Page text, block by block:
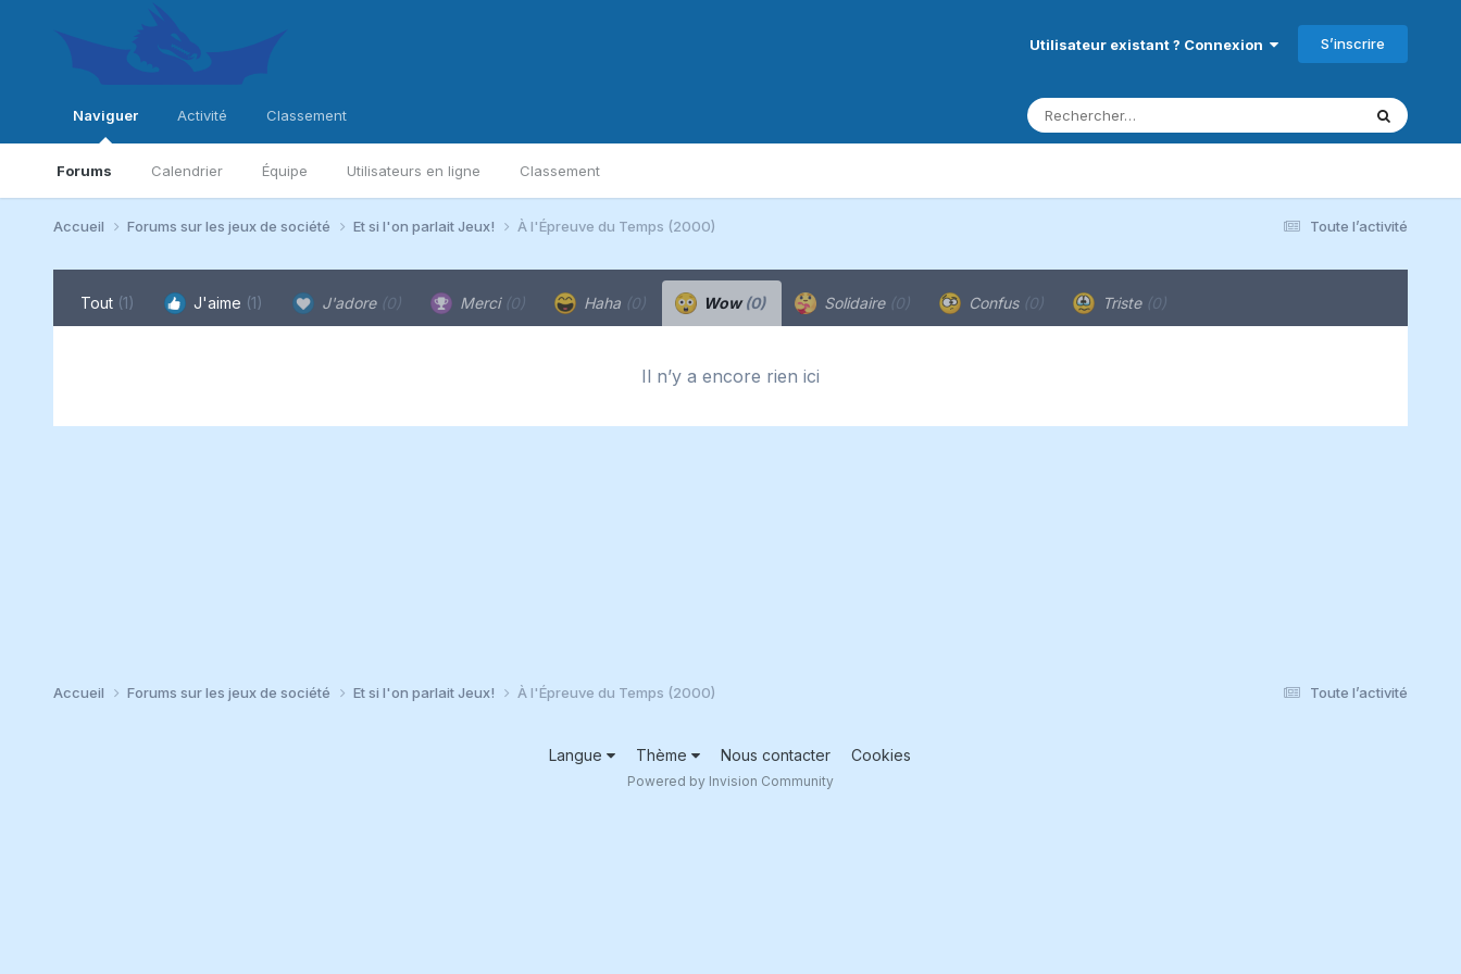
Utilisateur existant ? Connexion S’inscrire
Naviguer
Forums Calendrier Équipe Utilisateurs en ligne Classement
Activité Classement
Toute l’activité
Accueil Forums sur les jeux de société Et si l'on parlait Jeux! À l'Épreuve du Temps (2000)
Tout (1) J'aime (1) J'adore (0) Merci (0) Haha (0) Wow(0) Solidaire (0) Confus (0) Triste (0)
Il n’y a encore rien ici
Toute l’activité
Accueil Forums sur les jeux de société Et si l'on parlait Jeux! À l'Épreuve du Temps (2000)
Langue Thème Nous contacter Cookies
Powered by Invision Community